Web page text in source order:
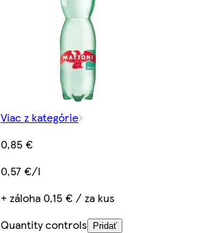
Viac z kategórie
0,85 €
0,57 €/l
+ záloha 0,15 € / za kus
Quantity controls
Pridať